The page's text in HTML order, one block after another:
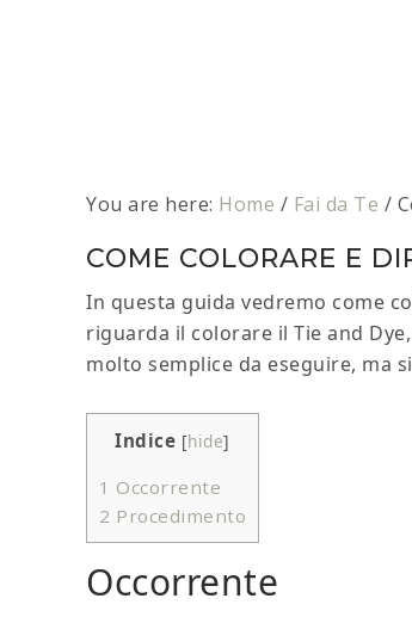
You are here: Home / Fai da Te /
COME COLORARE E
In questa guida vedremo come
riguarda il colorare il Tie and
molto semplice da eseguire, ma
Indice [hide]
1 Occorrente
2 Procedimento
Occorrente